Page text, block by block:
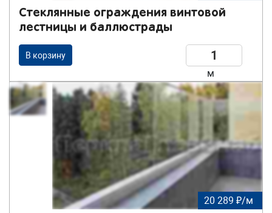
Стеклянные ограждения винтовой
лестницы и баллюстрады
В корзину
м
20 289 ₽/м